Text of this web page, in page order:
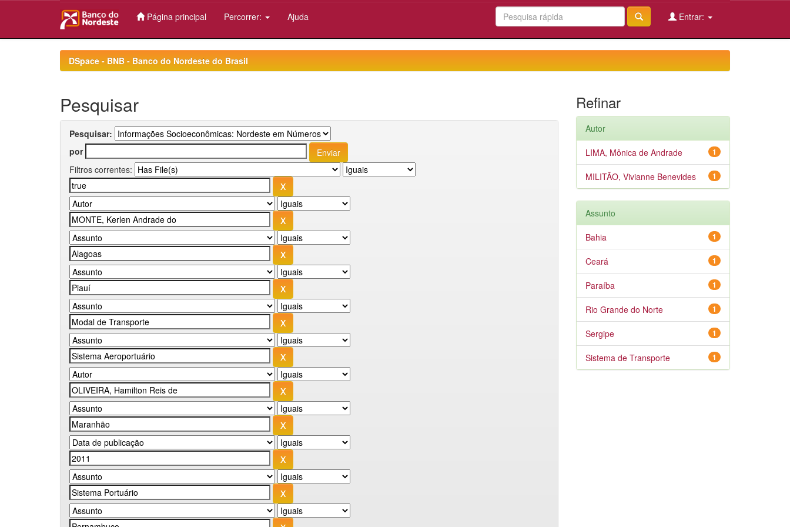
Página principal Percorrer: Ajuda Entrar:
DSpace - BNB - Banco do Nordeste do Brasil
Pesquisar
Pesquisar:
por
Filtros correntes:
Refinar
Autor
1
LIMA, Mônica de Andrade
1
MILITÃO, Vivianne Benevides
Assunto
1
Bahia
1
Ceará
1
Paraíba
1
Rio Grande do Norte
1
Sergipe
1
Sistema de Transporte